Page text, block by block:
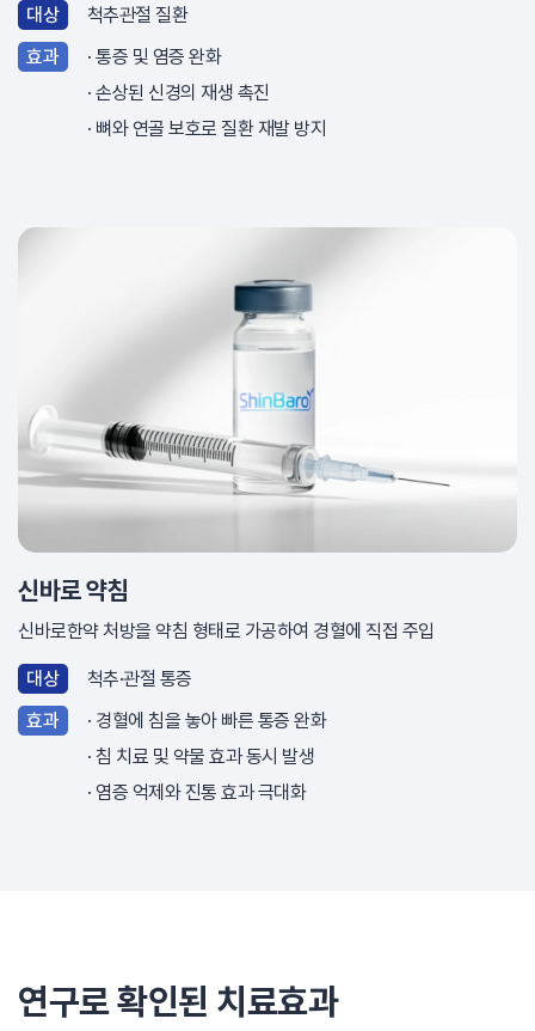
대상
척추관절 질환
효과
통증 및 염증 완화
손상된 신경의 재생 촉진
뼈와 연골 보호로 질환 재발 방지
신바로 약침
신바로한약 처방을 약침 형태로 가공하여 경혈에 직접 주입
대상
척추·관절 통증
효과
경혈에 침을 놓아 빠른 통증 완화
침 치료 및 약물 효과 동시 발생
염증 억제와 진통 효과 극대화
연구로 확인된 치료효과